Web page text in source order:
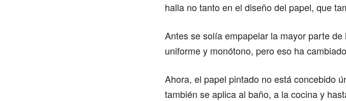
halla no tanto en el diseño del papel, que
Antes se solía empapelar la mayor parte
uniforme y monótono, pero eso ha
Ahora, el papel pintado no está concebido
también se aplica al baño, a la cocina y